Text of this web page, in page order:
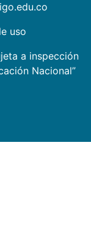
uso
a inspección
Nacional”